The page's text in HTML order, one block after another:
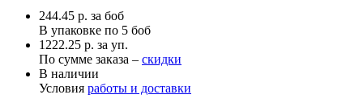
244.45 р. за боб
В упаковке по 5 боб
1222.25 р. за уп.
По сумме заказа – скидки
В наличии
Условия работы и доставки